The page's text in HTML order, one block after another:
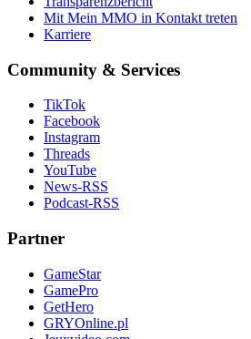
Mit Mein MMO in Kontakt treten
Karriere
Community & Services
TikTok
Facebook
Instagram
Threads
YouTube
News-RSS
Podcast-RSS
Partner
GameStar
GamePro
GetHero
GRYOnline.pl